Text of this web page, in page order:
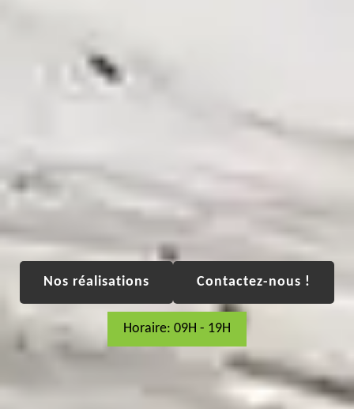
Nos réalisations Contactez-nous !
Horaire: 09H - 19H